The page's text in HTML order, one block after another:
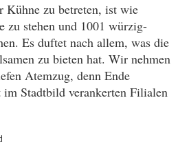
zu betreten, ist wie
zu stehen und 1001 würzig-
Es duftet nach allem, was die
zu bieten hat. Wir nehmen
Atemzug, denn Ende
im Stadtbild verankerten Filialen